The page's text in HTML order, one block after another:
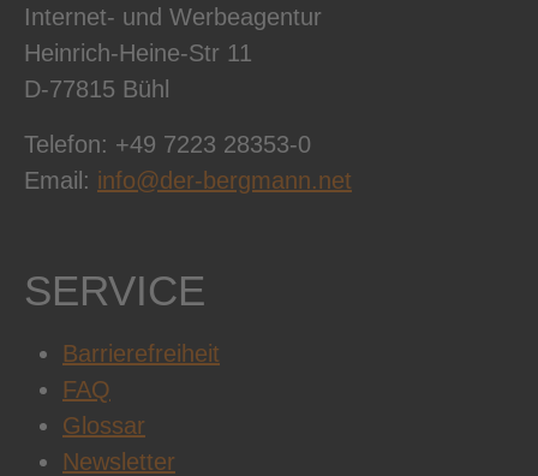
Internet- und Werbeagentur
Heinrich-Heine-Str 11
D-77815 Bühl
Telefon: +49 7223 28353-0
Email: info@der-bergmann.net
SERVICE
Barrierefreiheit
FAQ
Glossar
Newsletter